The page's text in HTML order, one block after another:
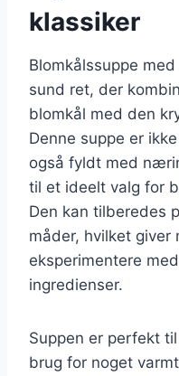
klassiker
Blomkålssuppe
sund ret, der
blomkål med den
Denne suppe er
også fyldt med
til et ideelt valg for
Den kan tilberedes
måder, hvilket giver
eksperimentere
ingredienser.
Suppen er perfekt
brug for noget